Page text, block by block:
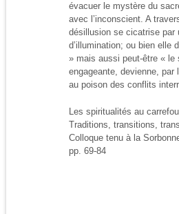
évacuer le mystère du
avec l’inconscient. A
désillusion se cicatrise par
d’illumination; ou bien elle
» mais aussi peut-être « le
engageante, devienne, par
au poison des conflits
Les spiritualités au
Traditions, transitions,
Colloque tenu à la
pp. 69-84